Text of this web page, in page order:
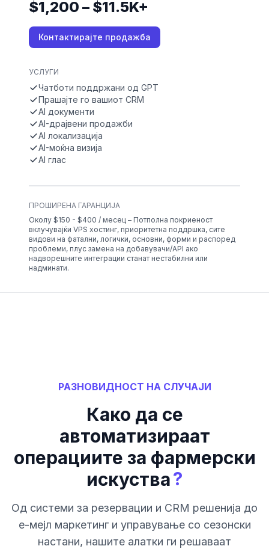
$1,200 – $11.5K+
Контактирајте продажба
УСЛУГИ
Чатботи поддржани од GPT
Прашајте го вашиот CRM
AI документи
AI-драјвени продажби
AI локализација
AI-моќна визија
AI глас
ПРОШИРЕНА ГАРАНЦИЈА
Околу $150 - $400 / месец – Потполна покриеност
вклучувајќи VPS хостинг, приоритетна поддршка, сите
видови на фатални, логички, основни, форми и распоред
проблеми, плус замена на добавувачи/API ако
надворешните интеграции станат нестабилни или
надминати.
РАЗНОВИДНОСТ НА СЛУЧАЈИ
Како да се
автоматизираат
операциите за фармерски
искуства?
Од системи за резервации и CRM решенија до
е-мејл маркетинг и управување со сезонски
настани, нашите алатки ги решаваат